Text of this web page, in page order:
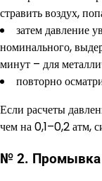
стравить воздух,
затем давление
номинального,
минут – для
повторно
Если расчеты
чем на 0,1–0,2 атм,
№ 2. Промывка